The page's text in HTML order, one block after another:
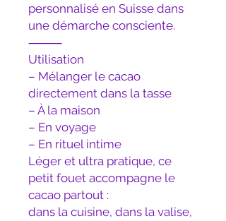
personnalisé en Suisse dans
une démarche consciente.
⸻
Utilisation
– Mélanger le cacao
directement dans la tasse
– À la maison
– En voyage
– En rituel intime
Léger et ultra pratique, ce
petit fouet accompagne le
cacao partout :
dans la cuisine, dans la valise,